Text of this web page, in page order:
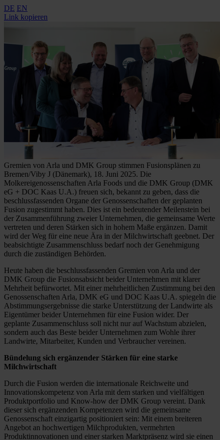
DE EN
Link kopieren
Gremien von Arla und DMK Group stimmen Fusionsplänen zu
Bremen/Viby J (Dänemark), 18. Juni 2025. Die
Molkereigenossenschaften Arla Foods und die DMK Group (DMK
eG + DOC Kaas U.A.) freuen sich, bekannt zu geben, dass die
beschlussfassenden Organe der Genossenschaften der geplanten
Fusion zugestimmt haben. Dies ist ein bedeutender Meilenstein bei
der Zusammenführung zweier Unternehmen, die gemeinsame Werte
vertreten und deren Stärken sich in hohem Maße ergänzen. Damit
wird der Weg für eine neue Ära in der Milchwirtschaft geebnet. Der
beabsichtigte Zusammenschluss bedarf noch der Genehmigung
durch die zuständigen Behörden.
Heute haben die beschlussfassenden Gremien von Arla und der
DMK Group die Fusionsabsicht beider Unternehmen mit klarer
Mehrheit befürwortet. Mit einer mehrheitlichen Zustimmung bei den
Genossenschaften Arla, DMK eG und DOC Kaas U.A. spiegeln die
Abstimmungsergebnisse die starke Unterstützung der Landwirte als
Eigentümer beider Unternehmen für eine Fusion wider. Der
geplante Zusammenschluss soll nicht nur auf Wachstum abzielen,
sondern auch das Beste beider Unternehmen zum Wohle ihrer
Landwirte, Mitarbeiter, Kunden und Verbraucher vereinen.
Bündelung sich ergänzender Stärken für eine starke
Milchwirtschaft
Durch die Fusion werden die internationale Reichweite und
Innovationskompetenz von Arla mit dem starken und vielfältigen
Produktportfolio und Know-how der DMK Group vereint. Dank
dieser sich ergänzenden Kompetenzen wird die gemeinsame
Genossenschaft einzigartig positioniert sein: Mit einem breiteren
Angebot an hochwertigen Milchprodukten, vermehrten
Produktinnovationen und einer starken Marktpräsenz wird sie einen